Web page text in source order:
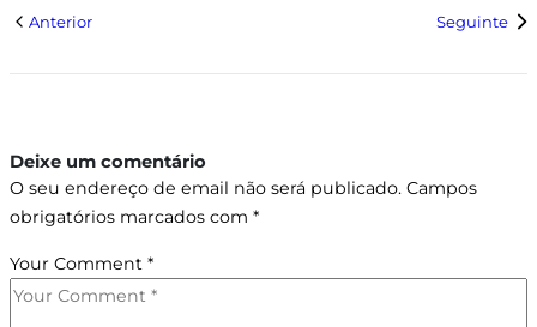
Anterior Seguinte
Deixe um comentário
O seu endereço de email não será publicado. Campos
obrigatórios marcados com *
Your Comment *